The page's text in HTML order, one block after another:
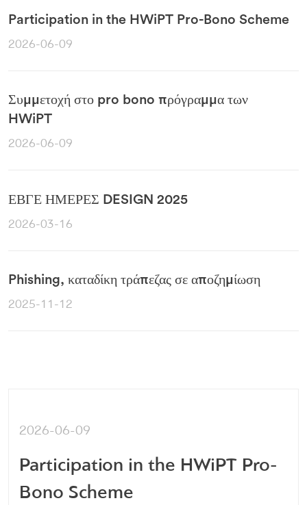
2026-06-09
Participation in the HWiPT Pro-
Bono Scheme
Participation in the HWiPT Pro-Bono Scheme
2026-06-09
Συμμετοχή στο pro bono πρόγραμμα των
HWiPT
2026-06-09
ΕΒΓΕ ΗΜΕΡΕΣ DESIGN 2025
2026-03-16
Phishing, καταδίκη τράπεζας σε αποζημίωση
2025-11-12